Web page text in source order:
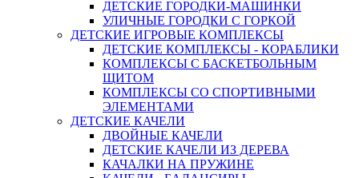
ДЕТСКИЕ ГОРОДКИ-МАШИНКИ
УЛИЧНЫЕ ГОРОДКИ С ГОРКОЙ
ДЕТСКИЕ ИГРОВЫЕ КОМПЛЕКСЫ
ДЕТСКИЕ КОМПЛЕКСЫ - КОРАБЛИКИ
КОМПЛЕКСЫ С БАСКЕТБОЛЬНЫМ
ЩИТОМ
КОМПЛЕКСЫ СО СПОРТИВНЫМИ
ЭЛЕМЕНТАМИ
ДЕТСКИЕ КАЧЕЛИ
ДВОЙНЫЕ КАЧЕЛИ
ДЕТСКИЕ КАЧЕЛИ ИЗ ДЕРЕВА
КАЧАЛКИ НА ПРУЖИНЕ